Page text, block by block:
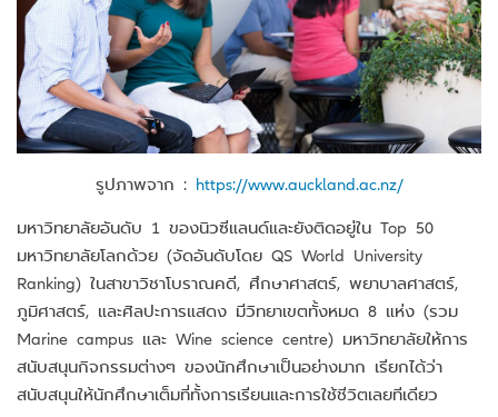
รูปภาพจาก : https://www.auckland.ac.nz/
มหาวิทยาลัยอันดับ 1 ของนิวซีแลนด์และยังติดอยู่ใน Top 50
มหาวิทยาลัยโลกด้วย (จัดอันดับโดย QS World University
Ranking) ในสาขาวิชาโบราณคดี, ศึกษาศาสตร์, พยาบาลศาสตร์,
ภูมิศาสตร์, และศิลปะการแสดง มีวิทยาเขตทั้งหมด 8 แห่ง (รวม
Marine campus และ Wine science centre) มหาวิทยาลัยให้การ
สนับสนุนกิจกรรมต่างๆ ของนักศึกษาเป็นอย่างมาก เรียกได้ว่า
สนับสนุนให้นักศึกษาเต็มที่ทั้งการเรียนและการใช้ชีวิตเลยทีเดียว